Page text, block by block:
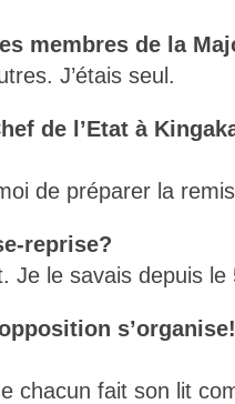
membres de la
J’étais seul.
de l’Etat à
de préparer la
reprise?
Je le savais depuis le
chacun fait son lit